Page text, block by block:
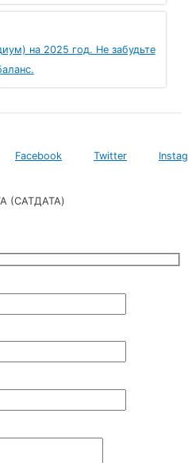
на 2025 год. Не забудьте
Facebook Twitter
(САТДАТА)